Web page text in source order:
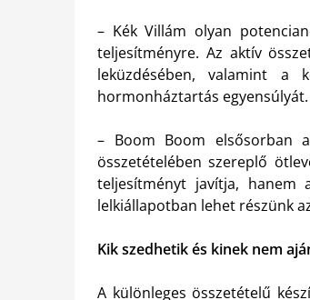
– Kék Villám olyan
teljesítményre. Az aktív
leküzdésében, valamint a
hormonháztartás egyensúlyát.
– Boom Boom elsősorban
összetételében szereplő
teljesítményt javítja, hanem
lelkiállapotban lehet részünk
Kik szedhetik és kinek nem
A különleges összetételű